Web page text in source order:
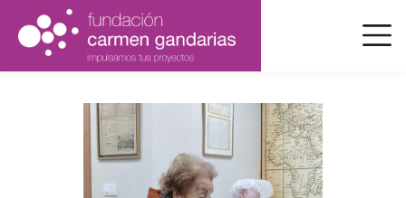
contenido
principal